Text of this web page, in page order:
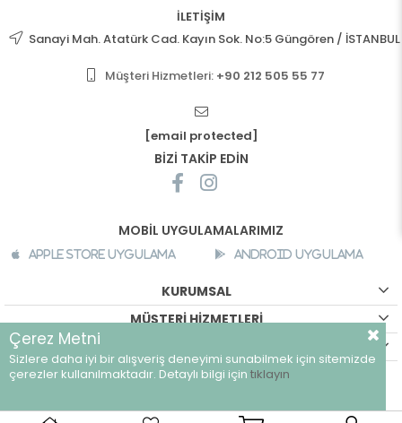
İLETİŞİM
Sanayi Mah. Atatürk Cad. Kayın Sok. No:5 Güngören / İSTANBUL
Müşteri Hizmetleri: +90 212 505 55 77
[email protected]
BİZİ TAKİP EDİN
MOBİL UYGULAMALARIMIZ
Apple Store Uygulama Android Uygulama
KURUMSAL
MÜŞTERİ HİZMETLERİ
©breeze.com.tr - Tüm hakları saklıdır.
Çerez Metni
Sizlere daha iyi bir alışveriş deneyimi sunabilmek için sitemizde
çerezler kullanılmaktadır. Detaylı bilgi için tıklayın